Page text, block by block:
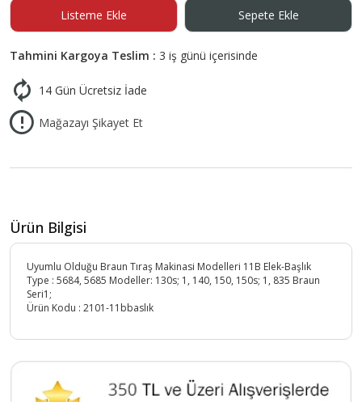
Listeme Ekle Sepete Ekle
Tahmini Kargoya Teslim : 3 iş günü içerisinde
14 Gün Ücretsiz İade
Mağazayı Şikayet Et
Ürün Bilgisi
Uyumlu Olduğu Braun Tıraş Makinasi Modelleri 11B Elek-Başlık
Type : 5684, 5685 Modeller: 130s; 1, 140, 150, 150s; 1, 835 Braun
Seri1;
Ürün Kodu : 2101-11bbaslık